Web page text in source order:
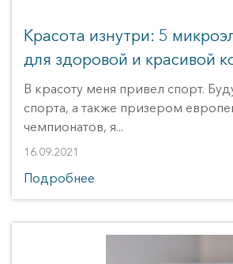
Плазмолифтинг
ПОПУЛЯРНО
Мезотерапия
Мезотерапия
Мезотерапия
Мезококтейль Монако
Массаж
Красота изнутри: 5
для здоровой и красивой
В красоту меня привел спорт.
спорта, а также призером
чемпионатов, я...
16.09.2021
Подробнее